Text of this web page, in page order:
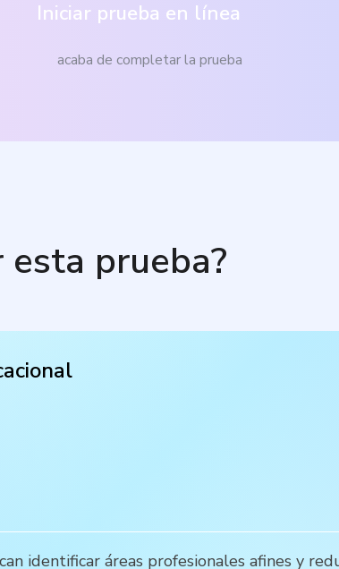
Iniciar prueba en línea
acaba de completar la prueba
esta prueba?
identificar áreas profesionales afines y